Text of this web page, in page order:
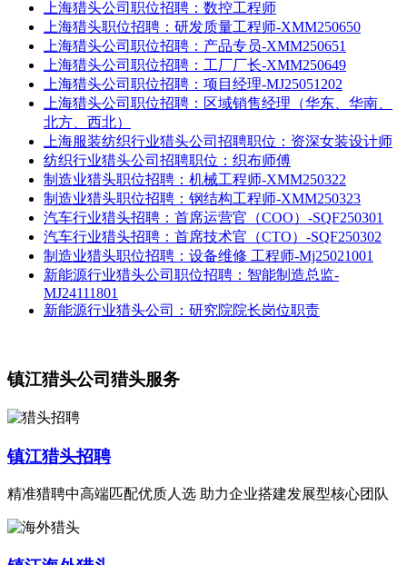
上海猎头公司职位招聘：数控工程师
上海猎头职位招聘：研发质量工程师-XMM250650
上海猎头公司职位招聘：产品专员-XMM250651
上海猎头公司职位招聘：工厂厂长-XMM250649
上海猎头公司职位招聘：项目经理-MJ25051202
上海猎头公司职位招聘：区域销售经理（华东、华南、
北方、西北）
上海服装纺织行业猎头公司招聘职位：资深女装设计师
纺织行业猎头公司招聘职位：织布师傅
制造业猎头职位招聘：机械工程师-XMM250322
制造业猎头职位招聘：钢结构工程师-XMM250323
汽车行业猎头招聘：首席运营官（COO）-SQF250301
汽车行业猎头招聘：首席技术官（CTO）-SQF250302
制造业猎头职位招聘：设备维修 工程师-Mj25021001
新能源行业猎头公司职位招聘：智能制造总监-
MJ24111801
新能源行业猎头公司：研究院院长岗位职责
镇江猎头公司猎头服务
镇江猎头招聘
精准猎聘中高端匹配优质人选 助力企业搭建发展型核心团队